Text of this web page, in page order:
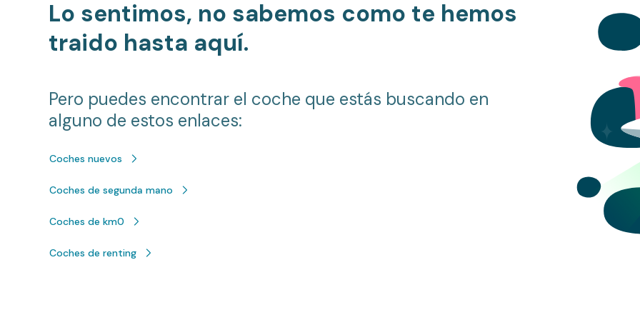
Lo sentimos, no sabemos como te hemos
traido hasta aquí.
Pero puedes encontrar el coche que estás buscando en
alguno de estos enlaces:
Coches nuevos
Coches de segunda mano
Coches de km0
Coches de renting